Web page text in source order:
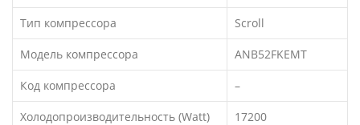
Тип компрессора Scroll
Модель компрессора ANB52FKEMT
Код компрессора –
Холодопроизводительность (Watt) 17200